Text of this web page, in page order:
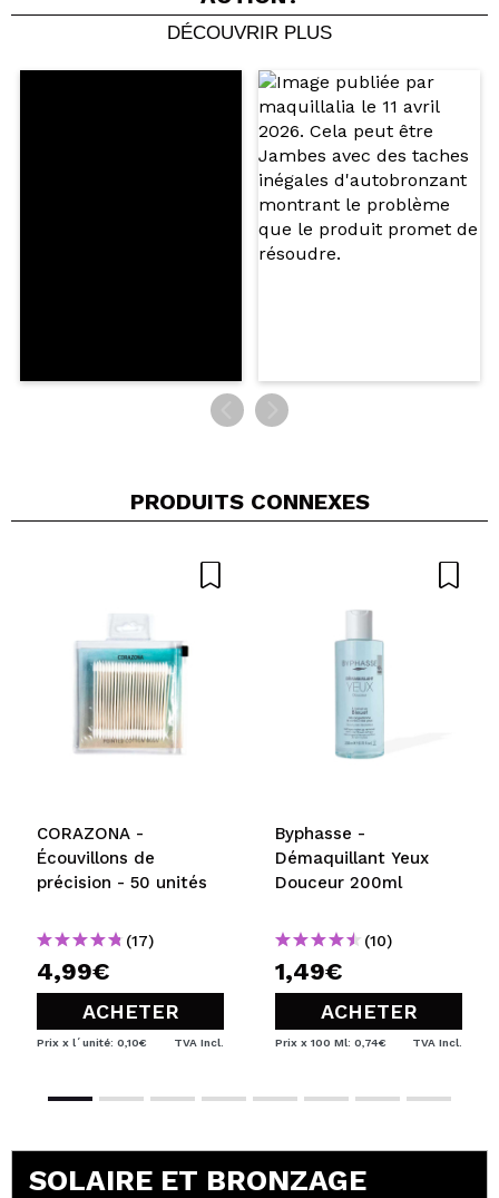
Vegan.
Partager une vidéo ou une photo
Votre vidéo pourrait être la première. Imaginez...
Recommandez-vous cet achat? Oui Non
5/5
DÉCOUVRIR PLUS
PRODUITS CONNEXES
CORAZONA -
Écouvillons de
précision - 50 unités
(17)
4,99€
ACHETER
Prix x l´unité: 0,10€ TVA Incl.
Byphasse -
Démaquillant Yeux
Douceur 200ml
(10)
1,49€
ACHETER
Prix x 100 Ml: 0,74€ TVA Incl.
SOLAIRE ET BRONZAGE